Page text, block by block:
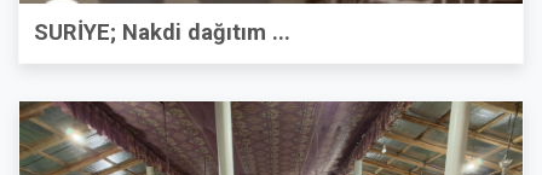
SURİYE; Nakdi dağıtım ...